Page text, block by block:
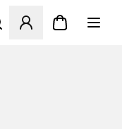
en Modal til at